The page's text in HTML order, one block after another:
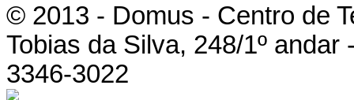
© 2013 - Domus - Centro de
Tobias da Silva, 248/1º
3346-3022